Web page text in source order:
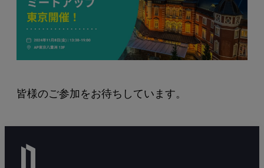
皆様のご参加をお待ちしています。